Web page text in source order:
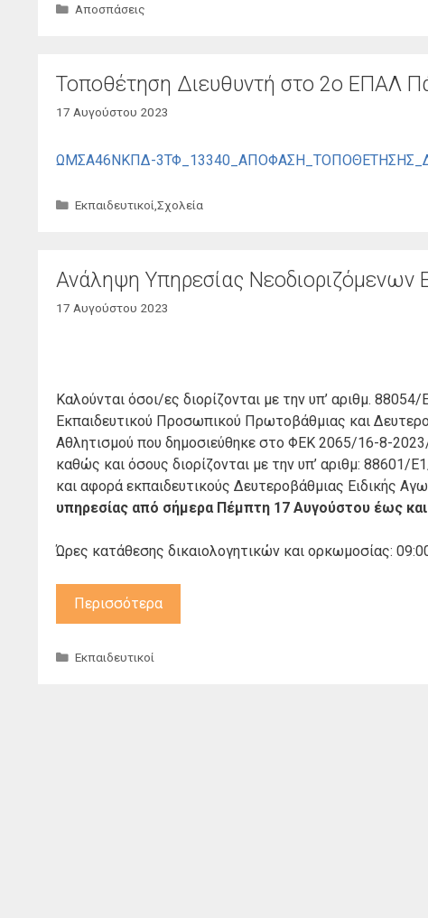
Κατηγορίες
Αποσπάσεις
Τοποθέτηση Διευθυντή στο 2ο ΕΠΑΛ
17 Αυγούστου 2023
ΩΜΣΑ46ΝΚΠΔ-
Κατηγορίες
Εκπαιδευτικοί,Σχολεία
Ανάληψη Υπηρεσίας Νεοδιοριζόμενων
17 Αυγούστου 2023
Καλούνται όσοι/ες διορίζονται με την υπ’ αριθμ.
Εκπαιδευτικού Προσωπικού Πρωτοβάθμιας και
Αθλητισμού που δημοσιεύθηκε στο ΦΕΚ 2065/16-8-
καθώς και όσους διορίζονται με την υπ’ αριθμ:
και αφορά εκπαιδευτικούς Δευτεροβάθμιας Ειδικής
υπηρεσίας από σήμερα Πέμπτη 17 Αυγούστου έως
Ώρες κατάθεσης δικαιολογητικών και ορκωμοσίας:
Περισσότερα
Κατηγορίες
Εκπαιδευτικοί